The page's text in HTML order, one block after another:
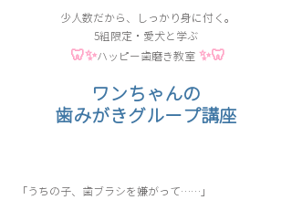
少人数だから、しっかり身に付く。
5組限定・愛犬と学ぶ
🦷✨ハッピー歯磨き教室 ✨🦷
ワンちゃんの
歯みがきグループ講座
「うちの子、歯ブラシを嫌がって……」